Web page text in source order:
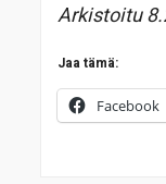
Arkistoitu
Jaa tämä:
Facebook